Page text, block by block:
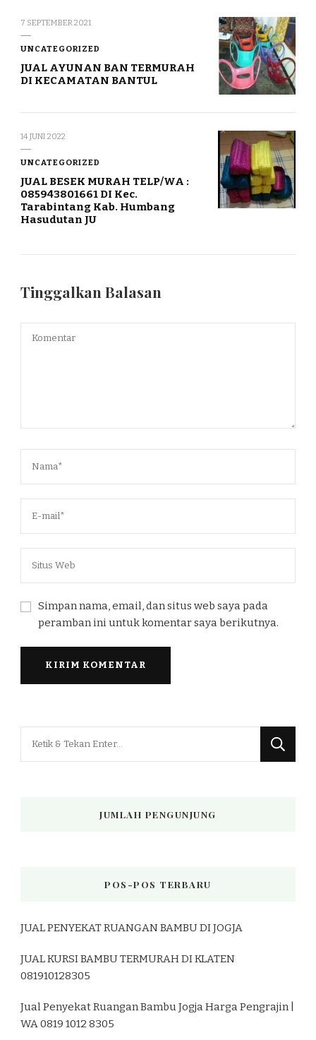
7 SEPTEMBER 2021
UNCATEGORIZED
JUAL AYUNAN BAN TERMURAH
DI KECAMATAN BANTUL
14 JUNI 2022
UNCATEGORIZED
JUAL BESEK MURAH TELP/WA :
085943801661 DI Kec.
Tarabintang Kab. Humbang
Hasudutan JU
Tinggalkan Balasan
Simpan nama, email, dan situs web saya pada
peramban ini untuk komentar saya berikutnya.
JUMLAH PENGUNJUNG
POS-POS TERBARU
JUAL PENYEKAT RUANGAN BAMBU DI JOGJA
JUAL KURSI BAMBU TERMURAH DI KLATEN
081910128305
Jual Penyekat Ruangan Bambu Jogja Harga Pengrajin |
WA 0819 1012 8305